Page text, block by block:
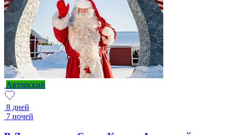
Авторский
8 дней
7 ночей